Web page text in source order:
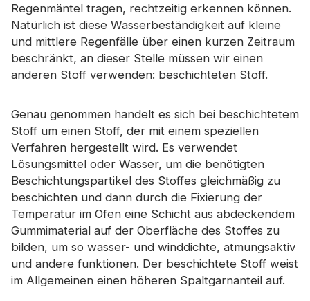
Regenmäntel tragen, rechtzeitig erkennen können.
Natürlich ist diese Wasserbeständigkeit auf kleine
und mittlere Regenfälle über einen kurzen Zeitraum
beschränkt, an dieser Stelle müssen wir einen
anderen Stoff verwenden: beschichteten Stoff.
Genau genommen handelt es sich bei beschichtetem
Stoff um einen Stoff, der mit einem speziellen
Verfahren hergestellt wird. Es verwendet
Lösungsmittel oder Wasser, um die benötigten
Beschichtungspartikel des Stoffes gleichmäßig zu
beschichten und dann durch die Fixierung der
Temperatur im Ofen eine Schicht aus abdeckendem
Gummimaterial auf der Oberfläche des Stoffes zu
bilden, um so wasser- und winddichte, atmungsaktiv
und andere funktionen. Der beschichtete Stoff weist
im Allgemeinen einen höheren Spaltgarnanteil auf.